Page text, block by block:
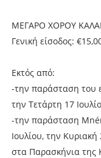
ΜΕΓΑΡΟ ΧΟΡΟΥ
Γενική είσοδος:
Εκτός από:
-την παράσταση του
την Τετάρτη 17
-την παράσταση
Ιουλίου, την Κυριακή
στα Παρασκήνια της